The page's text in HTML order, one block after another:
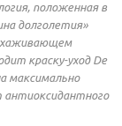
положенная в
долголетия»
краску-уход De
максимально
антиоксидантного